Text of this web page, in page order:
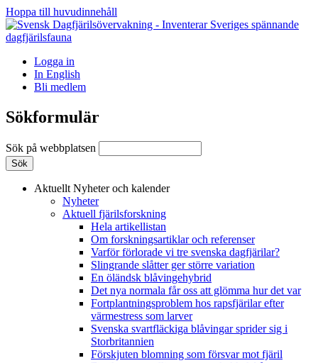
Hoppa till huvudinnehåll
Logga in
In English
Bli medlem
Sökformulär
Sök på webbplatsen
Aktuellt Nyheter och kalender
Nyheter
Aktuell fjärilsforskning
Hela artikellistan
Om forskningsartiklar och referenser
Varför förlorade vi tre svenska dagfjärilar?
Slingrande slåtter ger större variation
En öländsk blåvingehybrid
Det nya normala får oss att glömma hur det var
Fortplantningsproblem hos rapsfjärilar efter
värmestress som larver
Svenska svartfläckiga blåvingar sprider sig i
Storbritannien
Förskjuten blomning som försvar mot fjäril